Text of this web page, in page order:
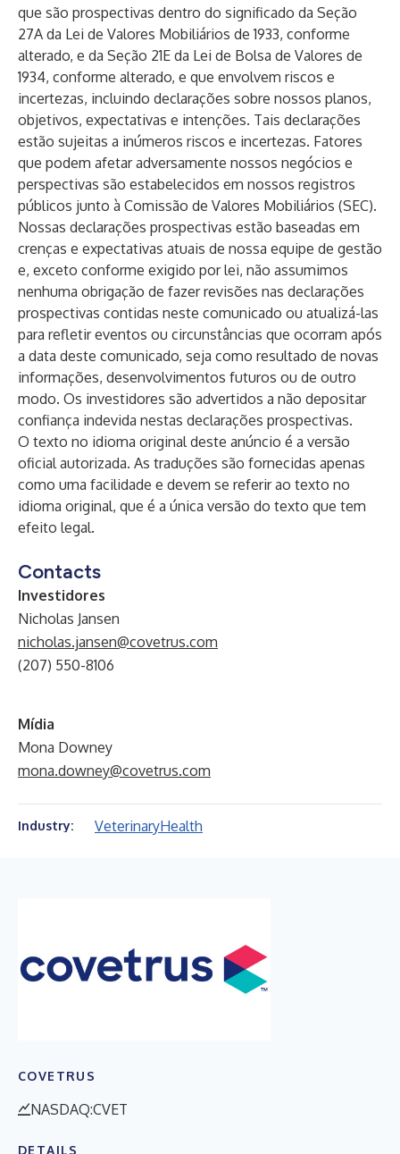
que são prospectivas dentro do significado da Seção
27A da Lei de Valores Mobiliários de 1933, conforme
alterado, e da Seção 21E da Lei de Bolsa de Valores de
1934, conforme alterado, e que envolvem riscos e
incertezas, incluindo declarações sobre nossos planos,
objetivos, expectativas e intenções. Tais declarações
estão sujeitas a inúmeros riscos e incertezas. Fatores
que podem afetar adversamente nossos negócios e
perspectivas são estabelecidos em nossos registros
públicos junto à Comissão de Valores Mobiliários (SEC).
Nossas declarações prospectivas estão baseadas em
crenças e expectativas atuais de nossa equipe de gestão
e, exceto conforme exigido por lei, não assumimos
nenhuma obrigação de fazer revisões nas declarações
prospectivas contidas neste comunicado ou atualizá-las
para refletir eventos ou circunstâncias que ocorram após
a data deste comunicado, seja como resultado de novas
informações, desenvolvimentos futuros ou de outro
modo. Os investidores são advertidos a não depositar
confiança indevida nestas declarações prospectivas.
O texto no idioma original deste anúncio é a versão
oficial autorizada. As traduções são fornecidas apenas
como uma facilidade e devem se referir ao texto no
idioma original, que é a única versão do texto que tem
efeito legal.
Contacts
Investidores
Nicholas Jansen
nicholas.jansen@covetrus.com
(207) 550-8106
Mídia
Mona Downey
mona.downey@covetrus.com
Industry: VeterinaryHealth
COVETRUS
NASDAQ:CVET
DETAILS